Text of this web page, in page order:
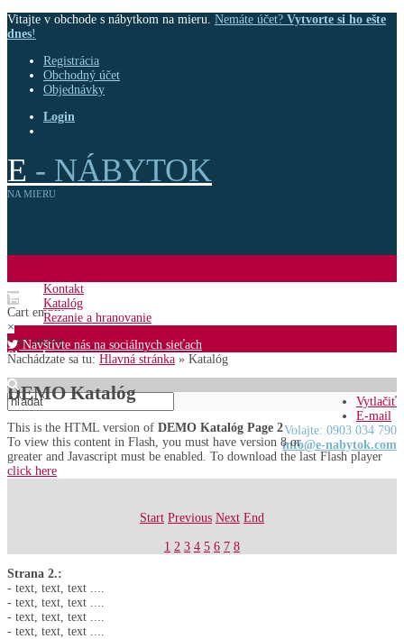
Vitajte v obchode s nábytkom na mieru. Nemáte účet? Vytvorte si ho ešte
dnes!
Registrácia
Obchodný účet
Objednávky
Login
E - NÁBYTOK
NA MIERU
Cart empty
×
Cart empty
Shopping cart
Volajte: 0903 034 790
info@e-nabytok.com
Kontakt
Katalóg
Rezanie a hranovanie
Navštívte nás na sociálnych sieťach
Nachádzate sa tu: Hlavná stránka » Katalóg
Vytlačiť
E-mail
DEMO Katalóg
This is the HTML version of DEMO Katalóg Page 2
To view this content in Flash, you must have version 8 or
greater and Javascript must be enabled. To download the last Flash player
click here
Start Previous Next End
1 2 3 4 5 6 7 8
Strana 2.:
- text, text, text ....
- text, text, text ....
- text, text, text ....
- text, text, text ....